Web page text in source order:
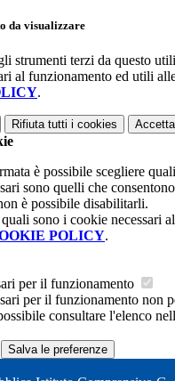
da visualizzare
strumenti terzi da questo
al funzionamento ed utili
.
Rifiuta tutti i cookies
è possibile scegliere
sono quelli che
è possibile disabilitarli.
sono i cookie necessari
POLICY.
per il funzionamento
per il funzionamento non
consultare l'elenco
Salva le preferenze